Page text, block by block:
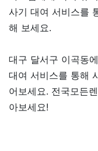
사기 대여 서비스를
해 보세요.
대구 달서구 이곡동
대여 서비스를 통해
어보세요. 전국모든
아보세요!